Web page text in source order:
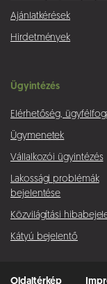
Ajánlatkérések
Hirdetmények
Ügyintézés
Elérhetőség,
Ügymenetek
Vállalkozói ügyintézés
Lakossági problémák
bejelentése
Közvilágítási
Kátyú bejelentő
Oldaltérkép